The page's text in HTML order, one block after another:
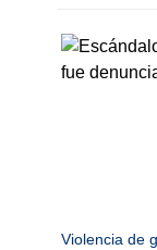
Violencia de